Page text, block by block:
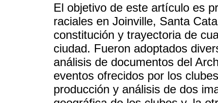
El objetivo de este artículo es
raciales en Joinville, Santa
constitución y trayectoria de
ciudad. Fueron adoptados
análisis de documentos del
eventos ofrecidos por los
producción y análisis de dos